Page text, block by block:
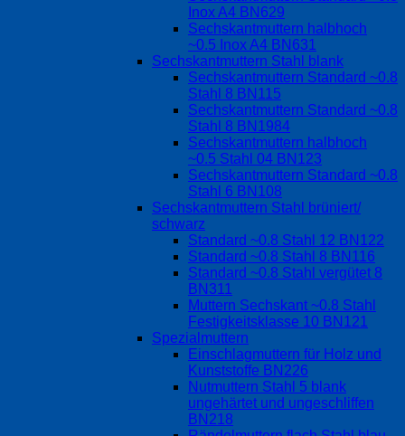
Inox A4 BN629
Sechskantmuttern halbhoch
~0.5 Inox A4 BN631
Sechskantmuttern Stahl blank
Sechskantmuttern Standard ~0.8
Stahl 8 BN115
Sechskantmuttern Standard ~0.8
Stahl 8 BN1984
Sechskantmuttern halbhoch
~0.5 Stahl 04 BN123
Sechskantmuttern Standard ~0.8
Stahl 6 BN108
Sechskantmuttern Stahl brüniert/
schwarz
Standard ~0.8 Stahl 12 BN122
Standard ~0.8 Stahl 8 BN116
Standard ~0.8 Stahl vergütet 8
BN311
Muttern Sechskant ~0.8 Stahl
Festigkeitsklasse 10 BN121
Spezialmuttern
Einschlagmuttern für Holz und
Kunststoffe BN226
Nutmuttern Stahl 5 blank
ungehärtet und ungeschliffen
BN218